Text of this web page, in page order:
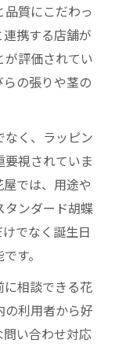
質にこだわっ
携する店舗が
評価されてい
の張りや茎の
なく、ラッピン
視されていま
では、用途や
タンダード胡蝶
でなく誕生日
す。
相談できる花
利用者から好
い合わせ対応